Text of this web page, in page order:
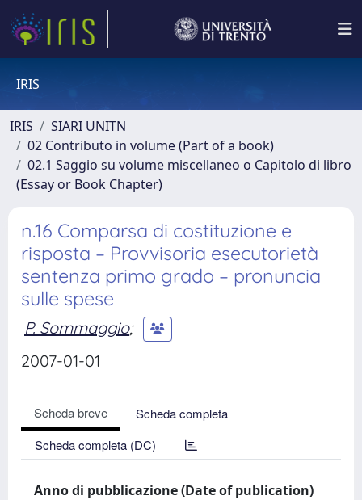
IRIS
IRIS
SIARI UNITN
02 Contributo in volume (Part of a book)
02.1 Saggio su volume miscellaneo o Capitolo di libro
(Essay or Book Chapter)
n.16 Comparsa di costituzione e
risposta – Provvisoria esecutorietà
sentenza primo grado – pronuncia
sulle spese
P. Sommaggio;
2007-01-01
Scheda breve
Scheda completa
Scheda completa (DC)
Anno di pubblicazione (Date of publication)